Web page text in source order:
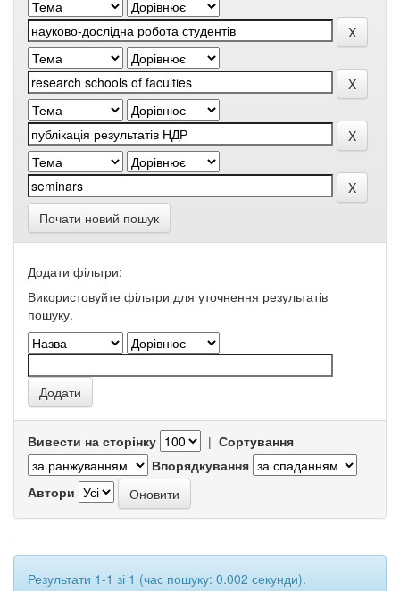
Почати новий пошук
Додати фільтри:
Використовуйте фільтри для уточнення результатів
пошуку.
Вивести на сторінку | Сортування
Впорядкування
Автори
Результати 1-1 зі 1 (час пошуку: 0.002 секунди).